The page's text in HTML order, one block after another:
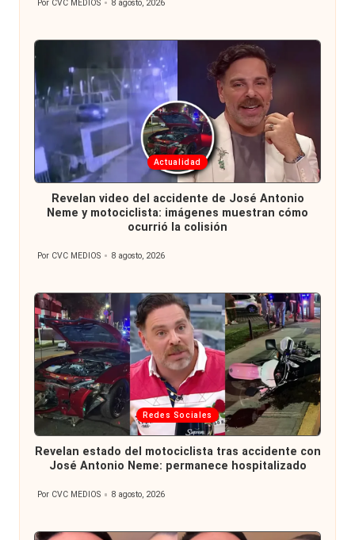
Publicado
Por CVC MEDIOS 8 agosto, 2026
Publicada
en
Actualidad
Revelan video del accidente de José Antonio
Neme y motociclista: imágenes muestran cómo
ocurrió la colisión
Publicado
Por CVC MEDIOS 8 agosto, 2026
Publicada
en
Redes Sociales
Revelan estado del motociclista tras accidente con
José Antonio Neme: permanece hospitalizado
Publicado
Por CVC MEDIOS 8 agosto, 2026